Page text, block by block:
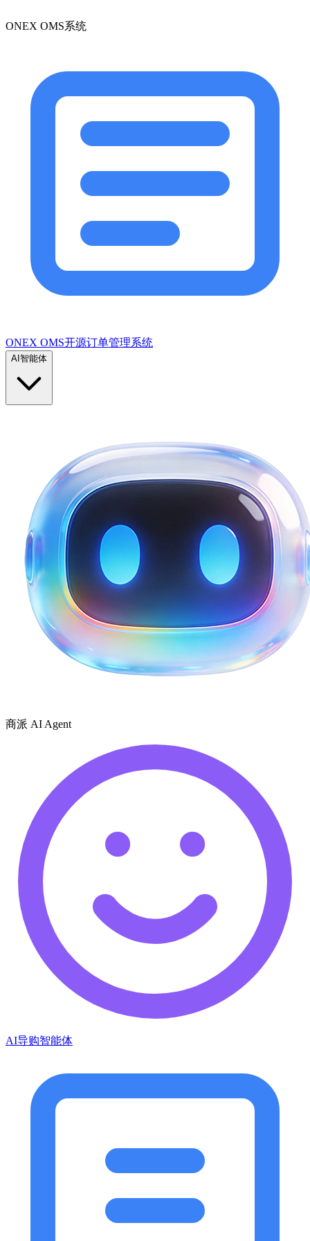
ONEX OMS系统
ONEX OMS开源订单管理系统
AI智能体
商派 AI Agent
AI导购智能体